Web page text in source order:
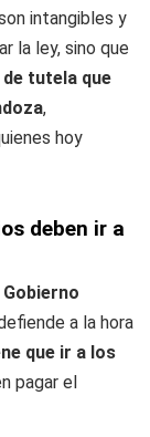
intangibles y
la ley, sino que
tutela que
,
hoy
deben ir a
Gobierno
a la hora
que ir a los
pagar el